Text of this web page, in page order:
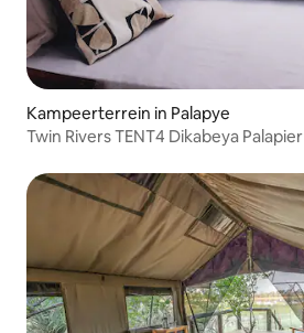
Kampeerterrein in Palapye
Twin Rivers TENT4 Dikabeya Palapier